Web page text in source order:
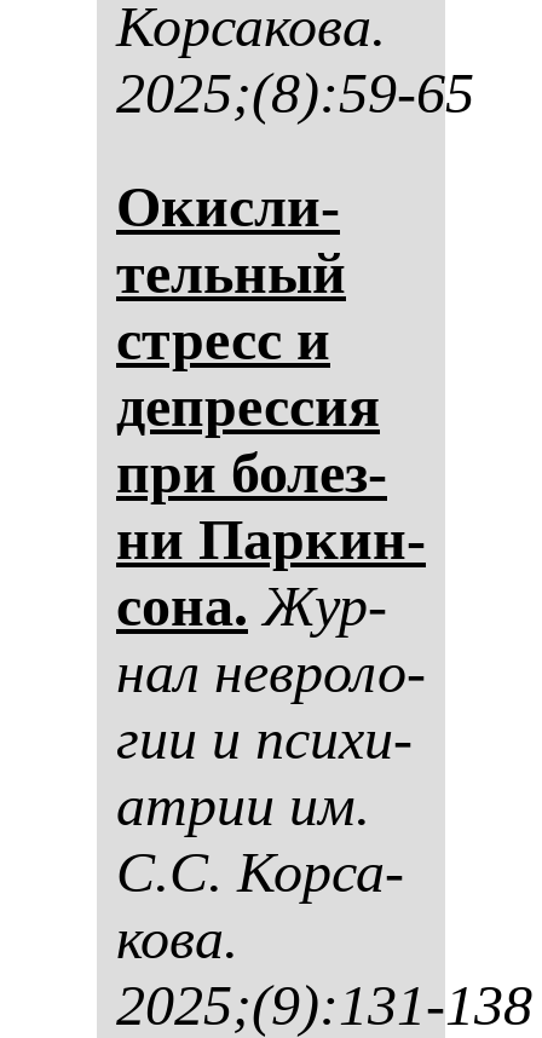
Кор­са­ко­ва.
2025;(8):59-65
Окис­ли­
тель­ный
стресс и
деп­рес­сия
при бо­лез­
ни Пар­кин­
со­на. Жур­
нал нев­ро­ло­
гии и пси­хи­
ат­рии им.
С.С. Кор­са­
ко­ва.
2025;(9):131-138